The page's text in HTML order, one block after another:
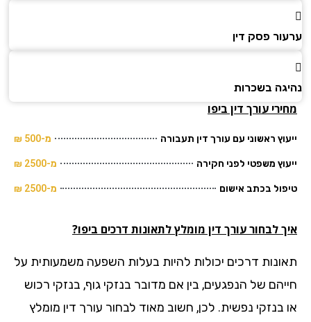
פסק דין
בשכרות
עורך דין ביפו
ראשוני עם עורך דין תעבורה מ-500 ₪
משפטי לפני חקירה מ-2500 ₪
בכתב אישום מ-2500 ₪
לבחור עורך דין מומלץ לתאונות דרכים ביפו?
דרכים יכולות להיות בעלות השפעה משמעותית על
של הנפגעים, בין אם מדובר בנזקי גוף, בנזקי רכוש
בנזקי נפשית. לכן, חשוב מאוד לבחור עורך דין מומלץ